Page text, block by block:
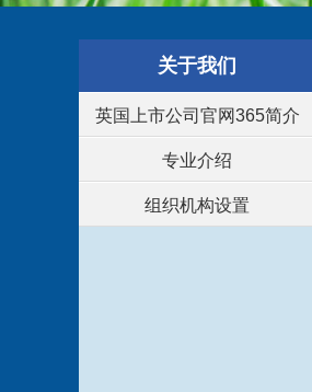
关于我们
英国上市公司官网365简介
专业介绍
组织机构设置